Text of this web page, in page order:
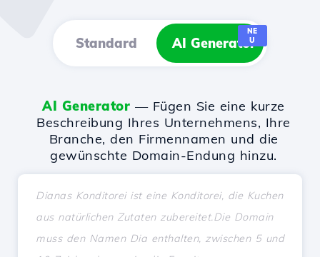
Standard AI Generator
NE
U
AI Generator — Fügen Sie eine kurze
Beschreibung Ihres Unternehmens, Ihre
Branche, den Firmennamen und die
gewünschte Domain-Endung hinzu.